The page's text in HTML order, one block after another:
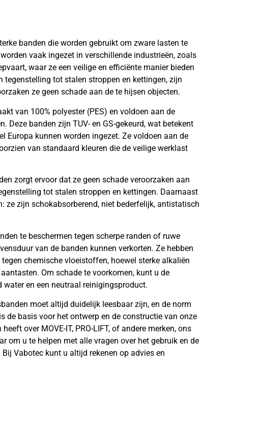
banden die worden gebruikt om zware lasten te
vaak ingezet in verschillende industrieën, zoals
waar ze een veilige en efficiënte manier bieden
tegenstelling tot stalen stroppen en kettingen, zijn
ze geen schade aan de te hijsen objecten.
van 100% polyester (PES) en voldoen aan de
Deze banden zijn TUV- en GS-gekeurd, wat betekent
Europa kunnen worden ingezet. Ze voldoen aan de
van standaard kleuren die de veilige werklast
zorgt ervoor dat ze geen schade veroorzaken aan
tot stalen stroppen en kettingen. Daarnaast
ze zijn schokabsorberend, niet bederfelijk, antistatisch
te beschermen tegen scherpe randen of ruwe
van de banden kunnen verkorten. Ze hebben
chemische vloeistoffen, hoewel sterke alkaliën
Om schade te voorkomen, kunt u de
en een neutraal reinigingsproduct.
moet altijd duidelijk leesbaar zijn, en de norm
de basis voor het ontwerp en de constructie van onze
over MOVE-IT, PRO-LIFT, of andere merken, ons
om u te helpen met alle vragen over het gebruik en de
Vabotec kunt u altijd rekenen op advies en